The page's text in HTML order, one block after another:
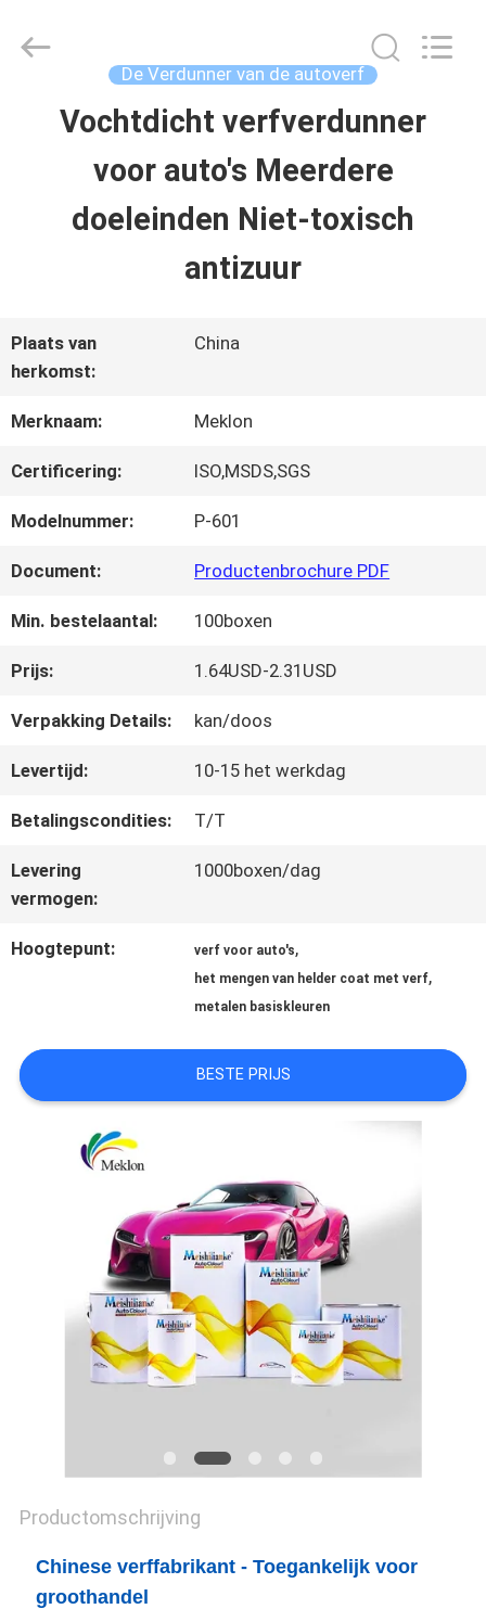
THUIS
PRODUCTEN
OVER
ONS
KWALITEITSCONTROLE
CONTACTEER
ONS
NIEUWS
VRAAG
EEN
OFFERTE
SITEMAP
PRIVACYBELEID
Meklon
De Verdunner van de autoverf
Vochtdicht verfverdunner
voor auto's Meerdere
doeleinden Niet-toxisch
antizuur
Plaats van
herkomst:
China
Merknaam: Meklon
Certificering: ISO,MSDS,SGS
Modelnummer: P-601
Document: Productenbrochure PDF
Min. bestelaantal: 100boxen
Prijs: 1.64USD-2.31USD
Verpakking Details: kan/doos
Levertijd: 10-15 het werkdag
Betalingscondities: T/T
Levering
vermogen:
1000boxen/dag
Hoogtepunt: verf voor auto's,
het mengen van helder coat met verf,
metalen basiskleuren
BESTE PRIJS
Productomschrijving
Chinese verffabrikant - Toegankelijk voor
groothandel